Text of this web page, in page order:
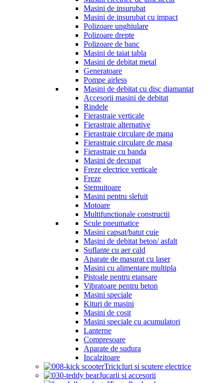
Masini de insurubat
Masini de insurubat cu impact
Polizoare unghiulare
Polizoare drepte
Polizoare de banc
Masini de taiat tabla
Masini de debitat metal
Generatoare
Pompe airless
Masini de debitat cu disc diamantat
Accesorii masini de debitat
Rindele
Fierastraie verticale
Fierastraie alternative
Fierastraie circulare de mana
Fierastraie circulare de masa
Fierastraie cu banda
Masini de decupat
Freze electrice verticale
Freze
Stemuitoare
Masini pentru slefuit
Motoare
Multifunctionale constructii
Scule pneumatice
Masini capsat/batut cuie
Mașini de debitat beton/ asfalt
Suflante cu aer cald
Aparate de masurat cu laser
Masini cu alimentare multipla
Pistoale pentru etansare
Vibratoare pentru beton
Masini speciale
Kituri de masini
Masini de cosit
Masini speciale cu acumulatori
Lanterne
Compresoare
Aparate de sudura
Incalzitoare
Tricicluri si scutere electrice
Jucarii si accesorii